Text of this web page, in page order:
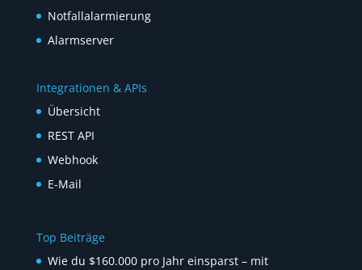
Notfallalarmierung
Alarmserver
Integrationen & APIs
Übersicht
REST API
Webhook
E-Mail
Top Beiträge
Wie du $160.000 pro Jahr einsparst – mit